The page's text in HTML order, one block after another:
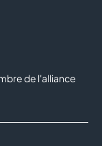
de l'alliance